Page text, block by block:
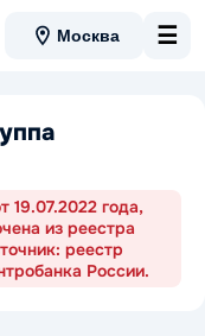
Москва ☰
19.07.2022 года,
из реестра
реестр
России.